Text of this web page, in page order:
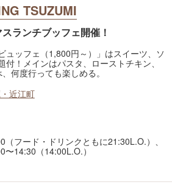
TSUZUMI
ランチブッフェ開催！
ュッフェ（1,800円～）」はスイーツ、ソ
！メインはパスタ、ローストチキン、
何度行っても楽しめる。
近江町
（フード・ドリンクともに21:30L.O.）、
〜14:30（14:00L.O.）